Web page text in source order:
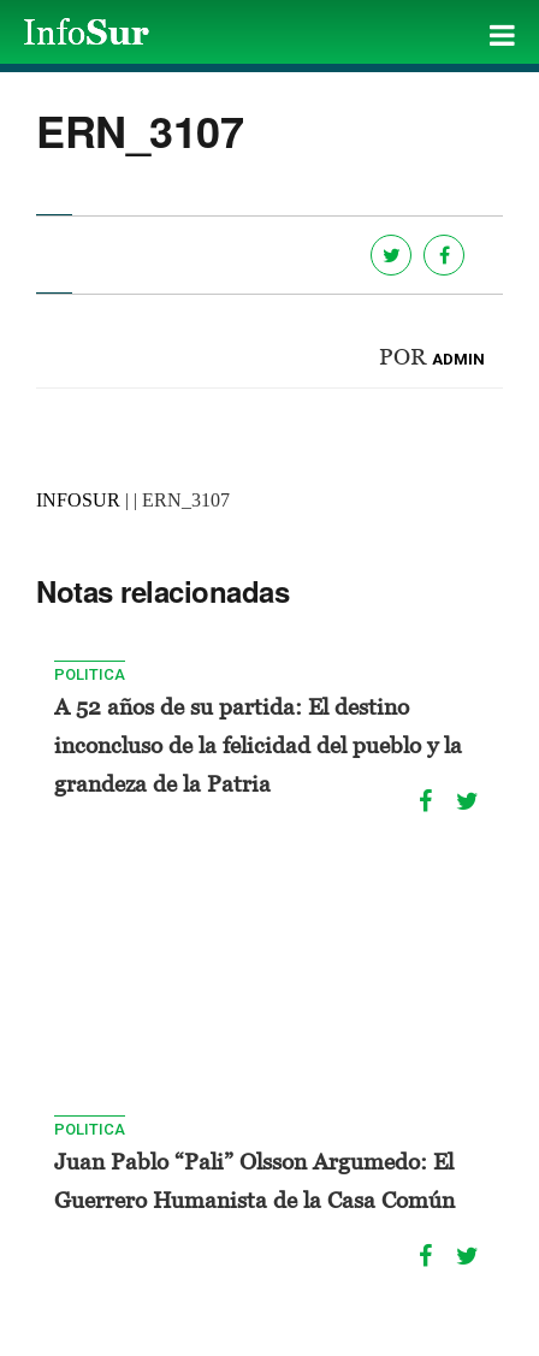
ERN_3107
POR ADMIN
INFOSUR | | ERN_3107
Notas relacionadas
POLITICA
A 52 años de su partida: El destino
inconcluso de la felicidad del pueblo y la
grandeza de la Patria
POLITICA
Juan Pablo “Pali” Olsson Argumedo: El
Guerrero Humanista de la Casa Común